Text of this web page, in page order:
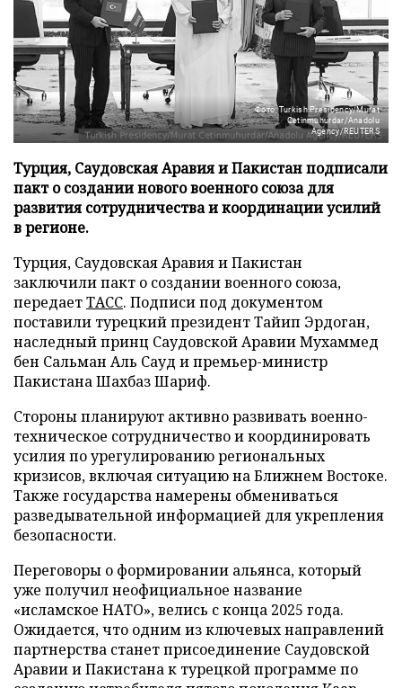
Фото: Turkish Presidency/Murat
Cetinmuhurdar/Anadolu
Agency/REUTERS
Турция, Саудовская Аравия и Пакистан подписали
пакт о создании нового военного союза для
развития сотрудничества и координации усилий
в регионе.
Турция, Саудовская Аравия и Пакистан
заключили пакт о создании военного союза,
передаетТАСС. Подписи под документом
поставили турецкий президент Тайип Эрдоган,
наследный принц Саудовской Аравии Мухаммед
бен Сальман Аль Сауд и премьер-министр
Пакистана Шахбаз Шариф.
Стороны планируют активно развивать военно-
техническое сотрудничество и координировать
усилия по урегулированию региональных
кризисов, включая ситуацию на Ближнем Востоке.
Также государства намерены обмениваться
разведывательной информацией для укрепления
безопасности.
Переговоры о формировании альянса, который
уже получил неофициальное название
«исламское НАТО», велись с конца 2025 года.
Ожидается, что одним из ключевых направлений
партнерства станет присоединение Саудовской
Аравии и Пакистана к турецкой программе по